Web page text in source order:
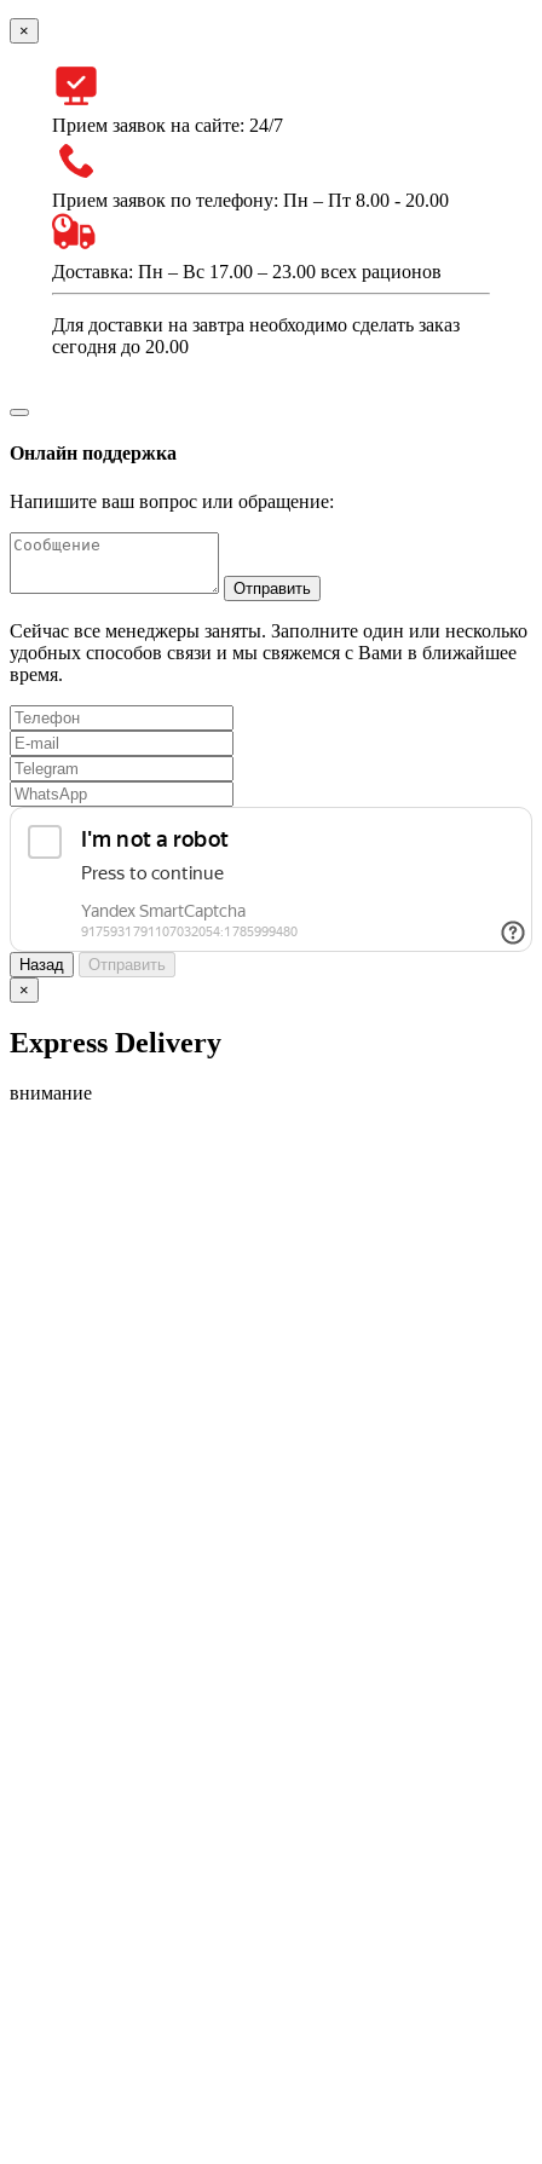
×
Прием заявок на сайте: 24/7
Прием заявок по телефону: Пн – Пт 8.00 - 20.00
Доставка: Пн – Вс 17.00 – 23.00 всех рационов
Для доставки на завтра необходимо сделать заказ
сегодня до 20.00
Онлайн поддержка
Напишите ваш вопрос или обращение:
Отправить
Сейчас все менеджеры заняты. Заполните один или несколько
удобных способов связи и мы свяжемся с Вами в ближайшее
время.
Назад
Отправить
×
Express Delivery
внимание